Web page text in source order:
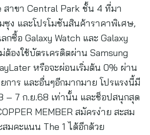
สาขา Central Park ชั้น 4 ที่มา
ง และโปรโมชันสินค้าราคาพิเศษ,
กซื้อ Galaxy Watch และ Galaxy
ต้องใช้บัตรเครดิตผ่าน Samsung
หรือจะผ่อนเริ่มต้น 0% ผ่าน
การ และอื่นๆอีกมากมาย โปรแรงนี้มี
– 7 ก.ย.68 เท่านั้น และช็อปสนุกสุด
MEMBER สมัครง่าย สะสม
มคะแนน The 1 ได้อีกด้วย